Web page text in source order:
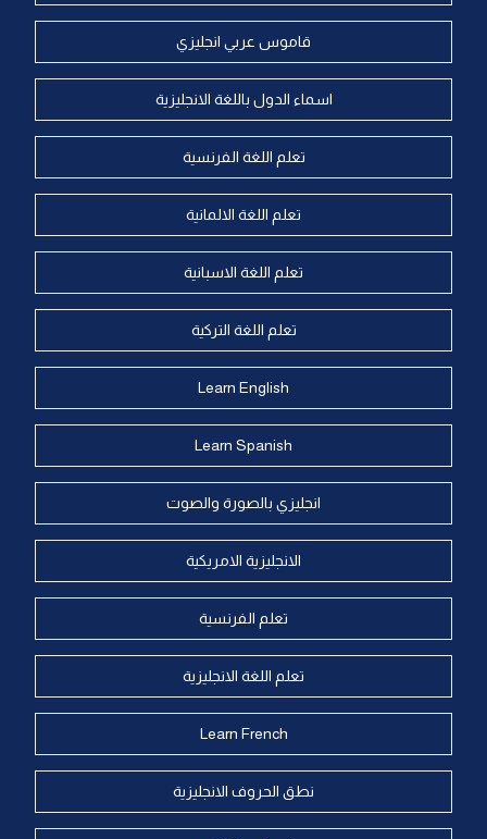
قاموس عربي انجليزي
اسماء الدول باللغة الانجليزية
تعلم اللغة الفرنسية
تعلم اللغة الالمانية
تعلم اللغة الاسبانية
تعلم اللغة التركية
Learn English
Learn Spanish
انجليزي بالصورة والصوت
الانجليزية الامريكية
تعلم الفرنسية
تعلم اللغة الانجليزية
Learn French
نطق الحروف الانجليزية